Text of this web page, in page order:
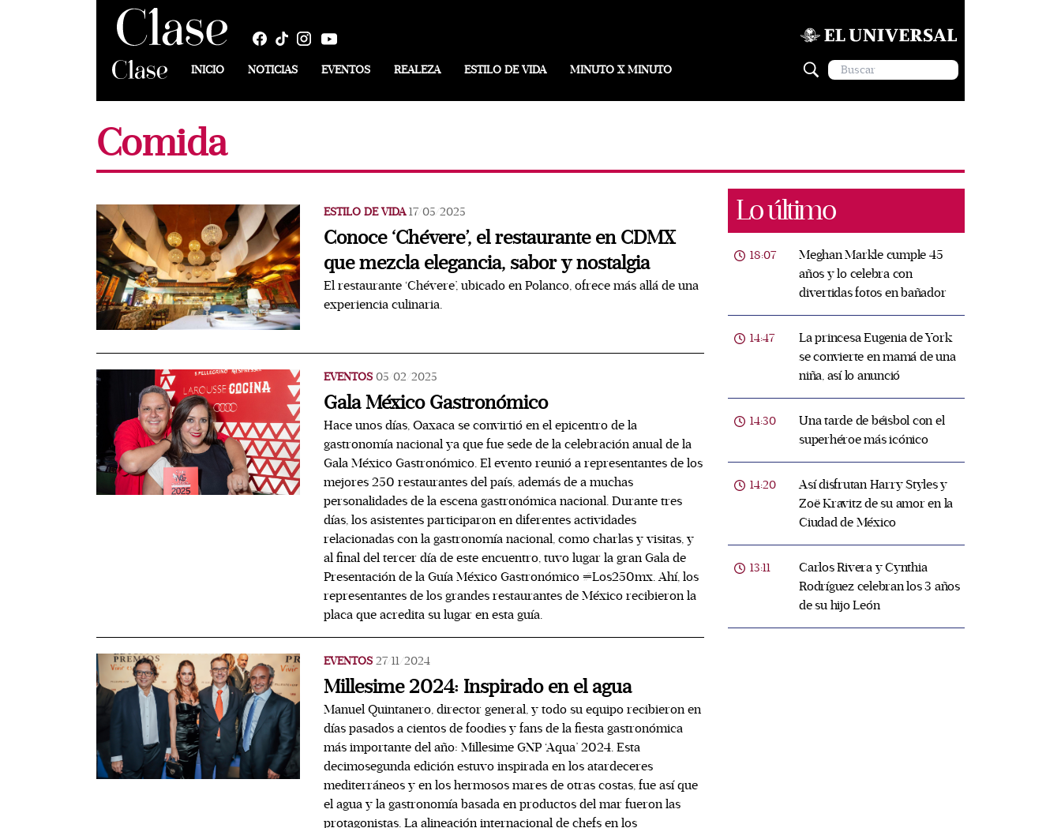
INICIO NOTICIAS EVENTOS REALEZA ESTILO DE VIDA MINUTO X MINUTO
Comida
ESTILO DE VIDA 17/05/2025
Conoce ‘Chévere’, el restaurante en CDMX
que mezcla elegancia, sabor y nostalgia
El restaurante ‘Chévere’, ubicado en Polanco, ofrece más allá de una
experiencia culinaria.
EVENTOS 05/02/2025
Gala México Gastronómico
Hace unos días, Oaxaca se convirtió en el epicentro de la
gastronomía nacional ya que fue sede de la celebración anual de la
Gala México Gastronómico. El evento reunió a representantes de los
mejores 250 restaurantes del país, además de a muchas
personalidades de la escena gastronómica nacional. Durante tres
días, los asistentes participaron en diferentes actividades
relacionadas con la gastronomía nacional, como charlas y visitas, y
al final del tercer día de este encuentro, tuvo lugar la gran Gala de
Presentación de la Guía México Gastronómico #Los250mx. Ahí, los
representantes de los grandes restaurantes de México recibieron la
placa que acredita su lugar en esta guía.
EVENTOS 27/11/2024
Millesime 2024: Inspirado en el agua
Manuel Quintanero, director general, y todo su equipo recibieron en
días pasados a cientos de foodies y fans de la fiesta gastronómica
más importante del año: Millesime GNP ‘Aqua’ 2024. Esta
decimosegunda edición estuvo inspirada en los atardeceres
mediterráneos y en los hermosos mares de otras costas, fue así que
el agua y la gastronomía basada en productos del mar fueron las
protagonistas. La alineación internacional de chefs en los
Lo último
18:07
Meghan Markle cumple 45
años y lo celebra con
divertidas fotos en bañador
14:47
La princesa Eugenia de York
se convierte en mamá de una
niña, así lo anunció
14:30
Una tarde de béisbol con el
superhéroe más icónico
14:20
Así disfrutan Harry Styles y
Zoë Kravitz de su amor en la
Ciudad de México
13:11
Carlos Rivera y Cynthia
Rodríguez celebran los 3 años
de su hijo León